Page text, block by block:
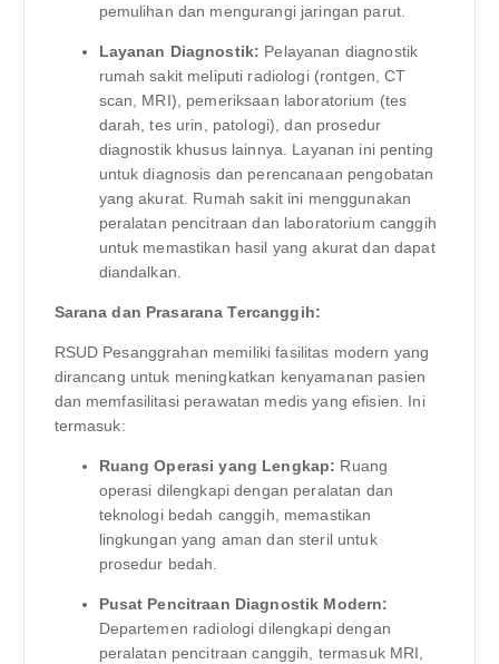
pemulihan dan mengurangi jaringan parut.
Layanan Diagnostik: Pelayanan diagnostik
rumah sakit meliputi radiologi (rontgen, CT
scan, MRI), pemeriksaan laboratorium (tes
darah, tes urin, patologi), dan prosedur
diagnostik khusus lainnya. Layanan ini penting
untuk diagnosis dan perencanaan pengobatan
yang akurat. Rumah sakit ini menggunakan
peralatan pencitraan dan laboratorium canggih
untuk memastikan hasil yang akurat dan dapat
diandalkan.
Sarana dan Prasarana Tercanggih:
RSUD Pesanggrahan memiliki fasilitas modern yang
dirancang untuk meningkatkan kenyamanan pasien
dan memfasilitasi perawatan medis yang efisien. Ini
termasuk:
Ruang Operasi yang Lengkap: Ruang
operasi dilengkapi dengan peralatan dan
teknologi bedah canggih, memastikan
lingkungan yang aman dan steril untuk
prosedur bedah.
Pusat Pencitraan Diagnostik Modern:
Departemen radiologi dilengkapi dengan
peralatan pencitraan canggih, termasuk MRI,